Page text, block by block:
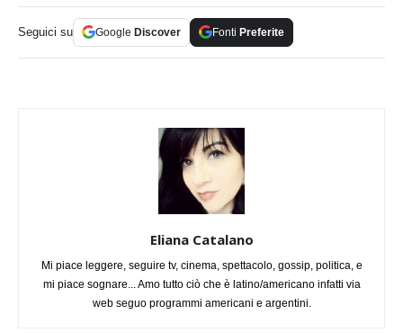
Seguici su Google Discover Fonti Preferite
Eliana Catalano
Mi piace leggere, seguire tv, cinema, spettacolo, gossip, politica, e
mi piace sognare... Amo tutto ciò che è latino/americano infatti via
web seguo programmi americani e argentini.